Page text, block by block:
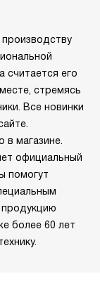
считается его
стремясь
Все новинки
в магазине.
официальный
помогут
более 60 лет